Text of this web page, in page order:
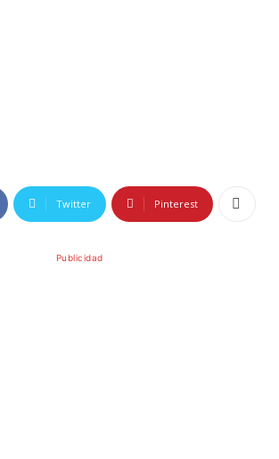
Twitter Pinterest
Publicidad